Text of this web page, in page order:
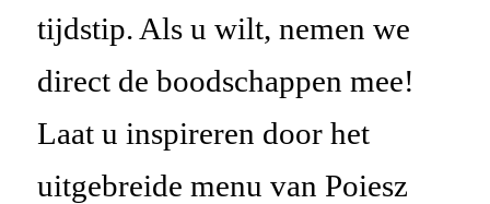
tijdstip. Als u wilt, nemen we
direct de boodschappen mee!
Laat u inspireren door het
uitgebreide menu van Poiesz